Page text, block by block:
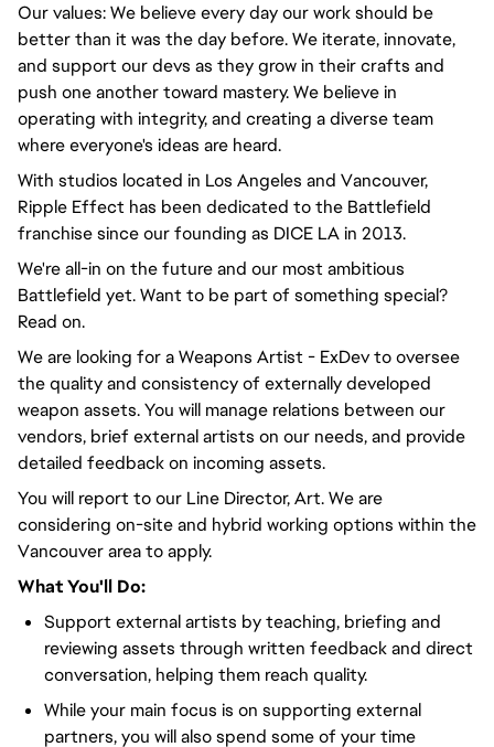
Our values: We believe every day our work should be
better than it was the day before. We iterate, innovate,
and support our devs as they grow in their crafts and
push one another toward mastery. We believe in
operating with integrity, and creating a diverse team
where everyone's ideas are heard.
With studios located in Los Angeles and Vancouver,
Ripple Effect has been dedicated to the Battlefield
franchise since our founding as DICE LA in 2013.
We're all-in on the future and our most ambitious
Battlefield yet. Want to be part of something special?
Read on.
We are looking for a Weapons Artist - ExDev to oversee
the quality and consistency of externally developed
weapon assets. You will manage relations between our
vendors, brief external artists on our needs, and provide
detailed feedback on incoming assets.
You will report to our Line Director, Art. We are
considering on-site and hybrid working options within the
Vancouver area to apply.
What You'll Do:
Support external artists by teaching, briefing and
reviewing assets through written feedback and direct
conversation, helping them reach quality.
While your main focus is on supporting external
partners, you will also spend some of your time